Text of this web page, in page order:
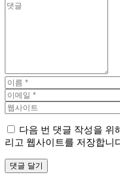
다음 번 댓글 작성을 위
리고 웹사이트를 저장합니